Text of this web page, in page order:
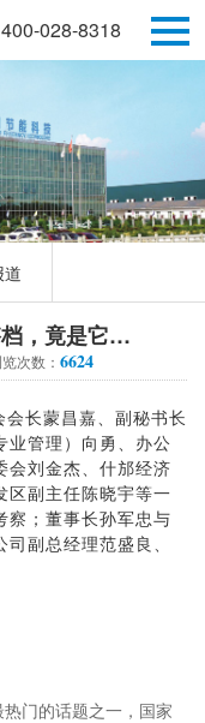
400-028-8318
，竟是它…
次数： 6624
长蒙昌嘉、副秘书长
业管理）向勇、办公
会刘金杰、什邡经济
区副主任陈晓宇等一
察；董事长孙军忠与
副总经理范盛良、
门的话题之一，国家